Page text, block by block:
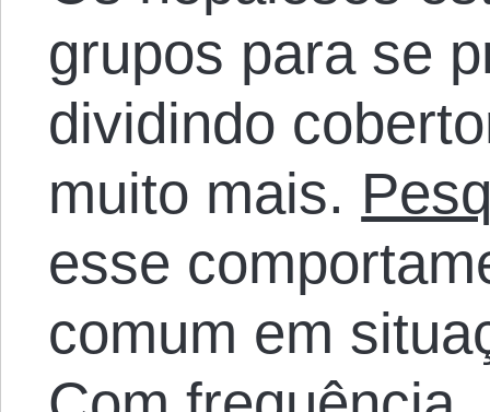
grupos para se
dividindo
muito mais.
esse
comum em